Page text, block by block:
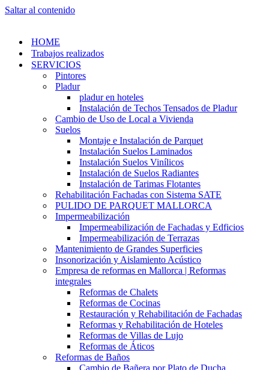
Saltar al contenido
HOME
Trabajos realizados
SERVICIOS
Pintores
Pladur
pladur en hoteles
Instalación de Techos Tensados de Pladur
Cambio de Uso de Local a Vivienda
Suelos
Montaje e Instalación de Parquet
Instalación Suelos Laminados
Instalación Suelos Vinílicos
Instalación de Suelos Radiantes
Instalación de Tarimas Flotantes
Rehabilitación Fachadas con Sistema SATE
PULIDO DE PARQUET MALLORCA
Impermeabilización
Impermeabilización de Fachadas y Edficios
Impermeabilización de Terrazas
Mantenimiento de Grandes Superficies
Insonorización y Aislamiento Acústico
Empresa de reformas en Mallorca | Reformas
integrales
Reformas de Chalets
Reformas de Cocinas
Restauración y Rehabilitación de Fachadas
Reformas y Rehabilitación de Hoteles
Reformas de Villas de Lujo
Reformas de Áticos
Reformas de Baños
Cambio de Bañera por Plato de Ducha